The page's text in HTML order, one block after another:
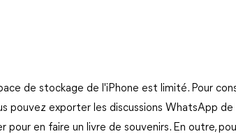
de stockage de l'iPhone est limité. Pour
pouvez exporter les discussions WhatsApp de
pour en faire un livre de souvenirs. En outre,